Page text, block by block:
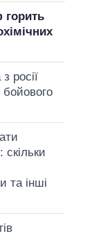
горить
росії
бойового
та інші